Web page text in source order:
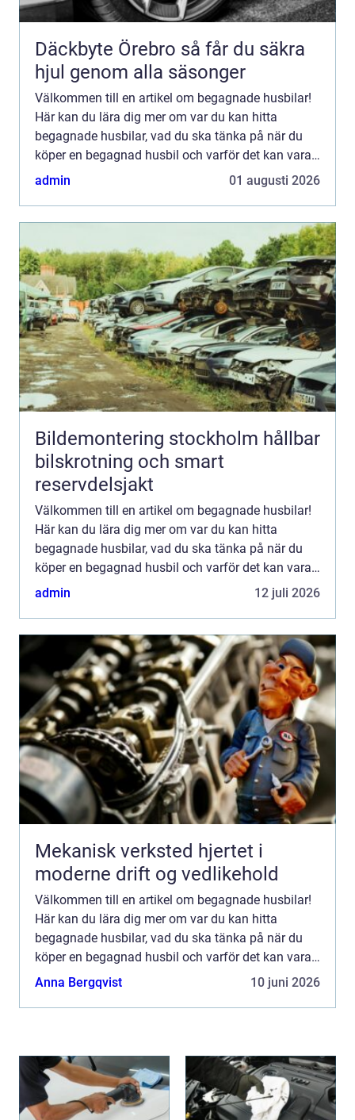
Däckbyte Örebro så får du säkra
hjul genom alla säsonger
Välkommen till en artikel om begagnade husbilar!
Här kan du lära dig mer om var du kan hitta
begagnade husbilar, vad du ska tänka på när du
köper en begagnad husbil och varför det kan vara
ett bra alternativ j...
admin 01 augusti 2026
Bildemontering stockholm hållbar
bilskrotning och smart
reservdelsjakt
Välkommen till en artikel om begagnade husbilar!
Här kan du lära dig mer om var du kan hitta
begagnade husbilar, vad du ska tänka på när du
köper en begagnad husbil och varför det kan vara
ett bra alternativ j...
admin 12 juli 2026
Mekanisk verksted hjertet i
moderne drift og vedlikehold
Välkommen till en artikel om begagnade husbilar!
Här kan du lära dig mer om var du kan hitta
begagnade husbilar, vad du ska tänka på när du
köper en begagnad husbil och varför det kan vara
ett bra alternativ j...
Anna Bergqvist 10 juni 2026